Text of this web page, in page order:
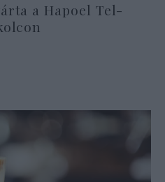
a Hapoel Tel-